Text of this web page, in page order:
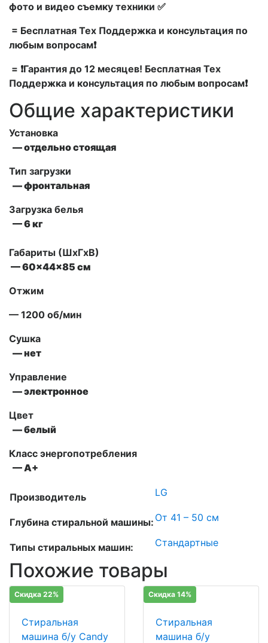
фото и видео съемку техники ✅
= Бесплатная Тех Поддержка и консультация по
любым вопросам❗
= ❗Гарантия до 12 месяцев! Бесплатная Тех
Поддержка и консультация по любым вопросам❗
Общие характеристики
Установка
— отдельно стоящая
Тип загрузки
— фронтальная
Загрузка белья
— 6 кг
Габариты (ШxГxВ)
— 60x44x85 см
Отжим
— 1200 об/мин
Сушка
— нет
Управление
— электронное
Цвет
— белый
Класс энергопотребления
— А+
Производитель LG
Глубина стиральной машины: От 41 – 50 см
Типы стиральных машин: Стандартные
Похожие товары
Скидка 22%
Стиральная
машина б/у Candy
Скидка 14%
Стиральная
машина б/у